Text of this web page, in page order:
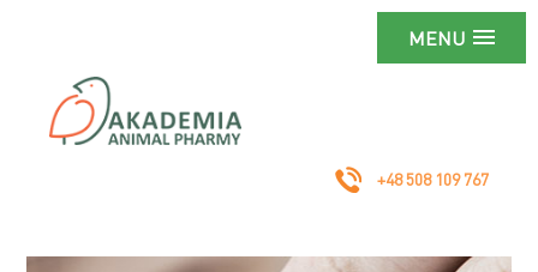
MENU
+48 508 109 767